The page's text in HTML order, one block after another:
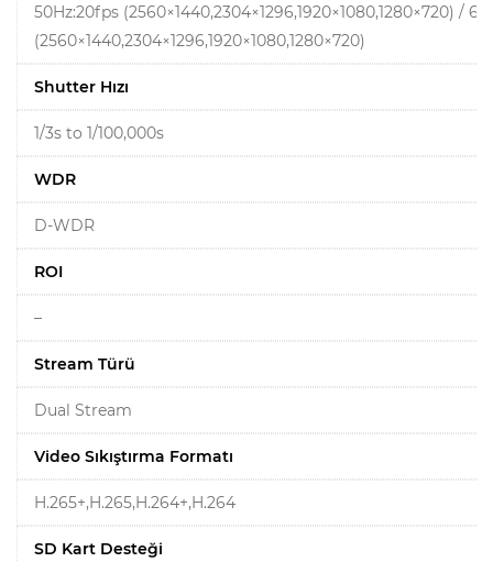
50Hz:20fps (2560×1440,2304×1296,1920×1080,1280×720) /
(2560×1440,2304×1296,1920×1080,1280×720)
Shutter Hızı
1/3s to 1/100,000s
WDR
D-WDR
ROI
–
Stream Türü
Dual Stream
Video Sıkıştırma Formatı
H.265+,H.265,H.264+,H.264
SD Kart Desteği